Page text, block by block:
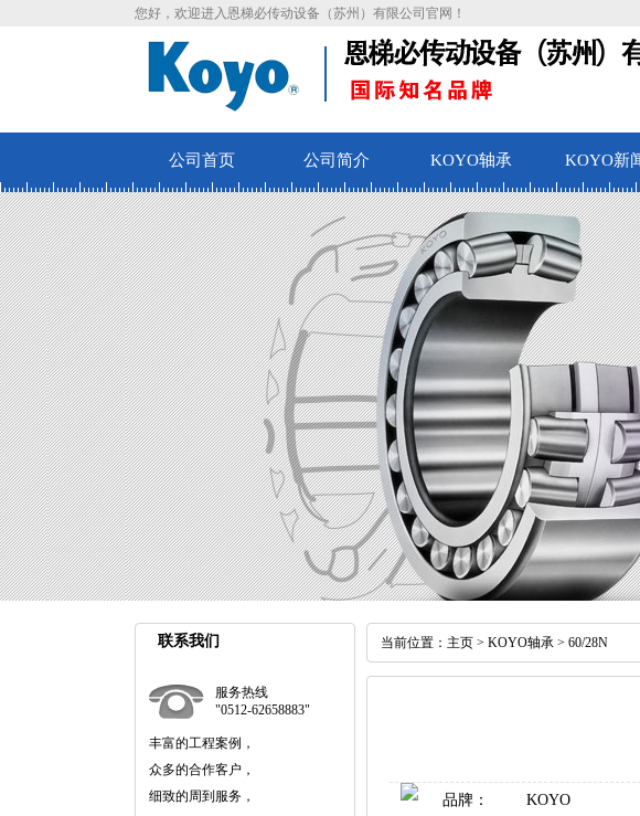
您好，欢迎进入恩梯必传动设备（苏州）有限公司官网！
公司首页 公司简介 KOYO轴承 KOYO新
联系我们
服务热线
"0512-62658883"
丰富的工程案例，
众多的合作客户，
细致的周到服务，
当前位置： 主页 > KOYO轴承 > 60/28N
品牌：
KOYO